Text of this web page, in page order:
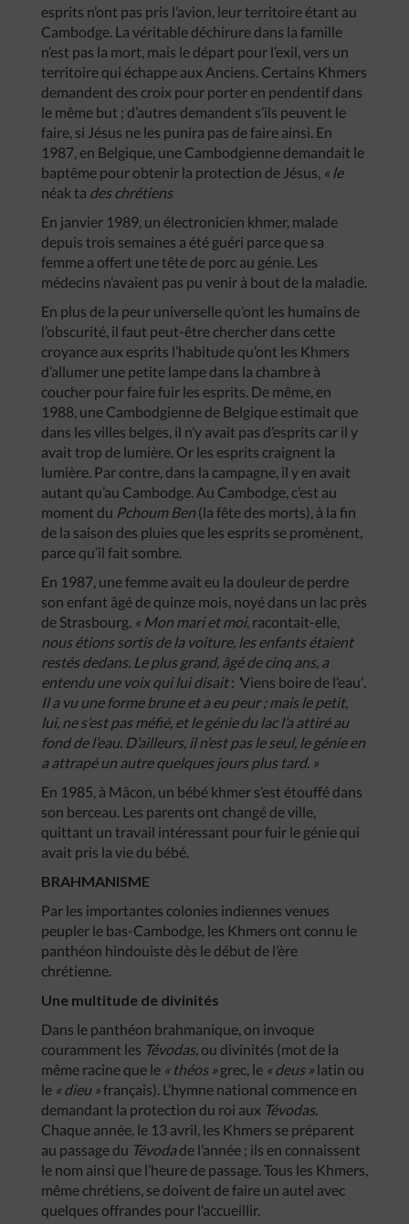
esprits n’ont pas pris l’avion, leur territoire étant au
Cambodge. La véritable déchirure dans la famille
n’est pas la mort, mais le départ pour l’exil, vers un
territoire qui échappe aux Anciens. Certains Khmers
demandent des croix pour porter en pendentif dans
le même but ; d’autres demandent s’ils peuvent le
faire, si Jésus ne les punira pas de faire ainsi. En
1987, en Belgique, une Cambodgienne demandait le
baptême pour obtenir la protection de Jésus, « le
néak ta des chrétiens
En janvier 1989, un électronicien khmer, malade
depuis trois semaines a été guéri parce que sa
femme a offert une tête de porc au génie. Les
médecins n’avaient pas pu venir à bout de la maladie.
En plus de la peur universelle qu’ont les humains de
l’obscurité, il faut peut-être chercher dans cette
croyance aux esprits l’habitude qu’ont les Khmers
d’allumer une petite lampe dans la chambre à
coucher pour faire fuir les esprits. De même, en
1988, une Cambodgienne de Belgique estimait que
dans les villes belges, il n’y avait pas d’esprits car il y
avait trop de lumière. Or les esprits craignent la
lumière. Par contre, dans la campagne, il y en avait
autant qu’au Cambodge. Au Cambodge, c’est au
moment du Pchoum Ben (la fête des morts), à la fin
de la saison des pluies que les esprits se promènent,
parce qu’il fait sombre.
En 1987, une femme avait eu la douleur de perdre
son enfant âgé de quinze mois, noyé dans un lac près
de Strasbourg. « Mon mari et moi, racontait-elle,
nous étions sortis de la voiture, les enfants étaient
restés dedans. Le plus grand, âgé de cinq ans, a
entendu une voix qui lui disait: Viens boire de l’eau’.
Il a vu une forme brune et a eu peur ; mais le petit,
lui, ne s’est pas méfié, et le génie du lac l’a attiré au
fond de l’eau. D’ailleurs, il n’est pas le seul, le génie en
a attrapé un autre quelques jours plus tard. »
En 1985, à Mâcon, un bébé khmer s’est étouffé dans
son berceau. Les parents ont changé de ville,
quittant un travail intéressant pour fuir le génie qui
avait pris la vie du bébé.
BRAHMANISME
Par les importantes colonies indiennes venues
peupler le bas-Cambodge, les Khmers ont connu le
panthéon hindouiste dès le début de l’ère
chrétienne.
Une multitude de divinités
Dans le panthéon brahmanique, on invoque
couramment les Tévodas, ou divinités (mot de la
même racine que le « théos » grec, le « deus » latin ou
le « dieu »français). L’hymne national commence en
demandant la protection du roi aux Tévodas.
Chaque année, le 13 avril, les Khmers se préparent
au passage du Tévodade l’année ; ils en connaissent
le nom ainsi que l’heure de passage. Tous les Khmers,
même chrétiens, se doivent de faire un autel avec
quelques offrandes pour l’accueillir.